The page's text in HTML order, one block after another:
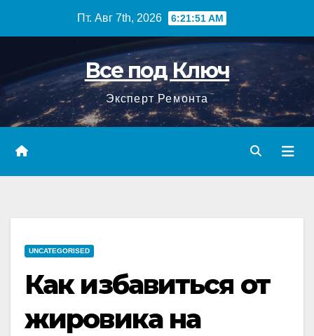
Пт. Авг 7th, 2026 6:21:52 AM
Все под Ключ
Эксперт Ремонта
UNCATEGORISED
Как избавиться от
жировика на